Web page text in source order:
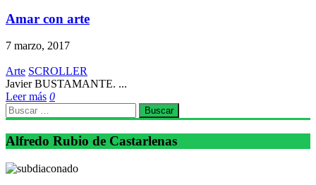
Amar con arte
7 marzo, 2017
Arte SCROLLER
Javier BUSTAMANTE. ...
Leer más 0
Buscar:
Alfredo Rubio de Castarlenas